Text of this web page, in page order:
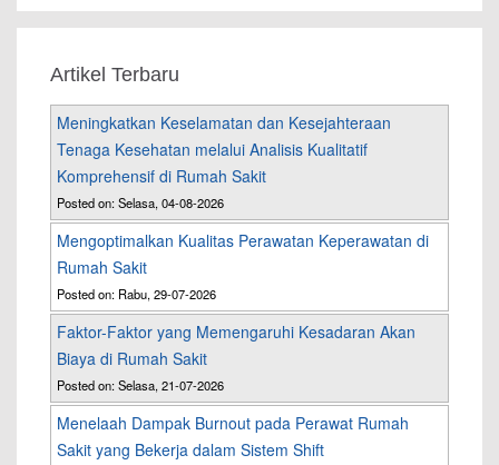
Artikel Terbaru
Meningkatkan Keselamatan dan Kesejahteraan
Tenaga Kesehatan melalui Analisis Kualitatif
Komprehensif di Rumah Sakit
Posted on: Selasa, 04-08-2026
Mengoptimalkan Kualitas Perawatan Keperawatan di
Rumah Sakit
Posted on: Rabu, 29-07-2026
Faktor-Faktor yang Memengaruhi Kesadaran Akan
Biaya di Rumah Sakit
Posted on: Selasa, 21-07-2026
Menelaah Dampak Burnout pada Perawat Rumah
Sakit yang Bekerja dalam Sistem Shift